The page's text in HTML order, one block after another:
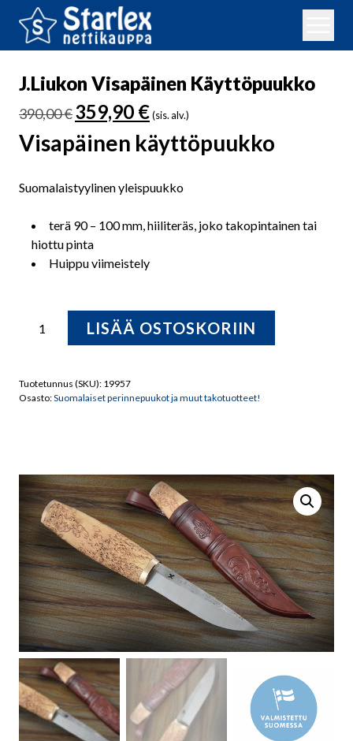
J.Liukon Visapäinen Käyttöpuukko
390,00€ Alkuperäinen
hinta
oli:
359,90 €Nykyinen
hinta
on:
(sis. alv.)
Visapäinen käyttöpuukko
Suomalaistyylinen yleispuukko
terä 90 – 100 mm, hiiliteräs, joko takopintainen tai
hiottu pinta
Huippu viimeistely
Visapäinen
LISÄÄ OSTOSKORIIN
Tuotetunnus (SKU): 19957
Osasto:Suomalaiset perinnepuukot ja muut takotuotteet!